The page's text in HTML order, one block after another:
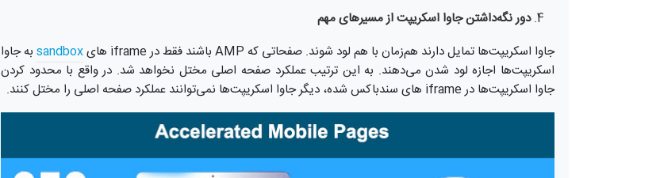
دور نگه‌داشتن جاوا اسکریپت از مسیرهای مهم
جاوا اسکریپت‌ها تمایل دارند هم‌زمان با هم لود شوند. صفحاتی که AMP باشند فقط در iframe های
sandbox به جاوا
اسکریپت‌ها اجازه لود شدن می‌دهند. به این ترتیب عملکرد صفحه اصلی مختل نخواهد شد. در واقع با محدود کردن
جاوا اسکریپت‌ها در iframe های سندباکس شده، دیگر جاوا اسکریپت‌ها نمی‌توانند عملکرد صفحه اصلی را مختل کنند.